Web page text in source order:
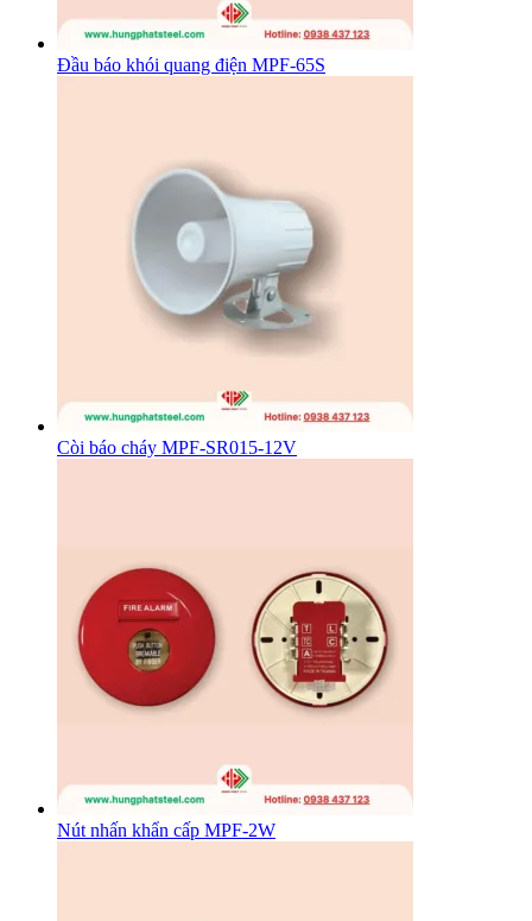
Đầu báo khói quang điện MPF-65S
Còi báo cháy MPF-SR015-12V
Nút nhấn khẩn cấp MPF-2W